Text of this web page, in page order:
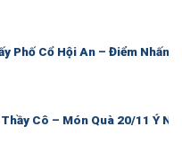
Phố Cổ Hội An – Điểm Nhấn
Cô – Món Quà 20/11 Ý